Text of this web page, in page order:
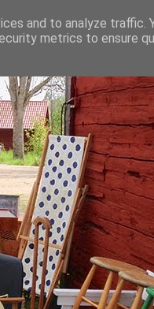
and to analyze traffic.
metrics to ensure